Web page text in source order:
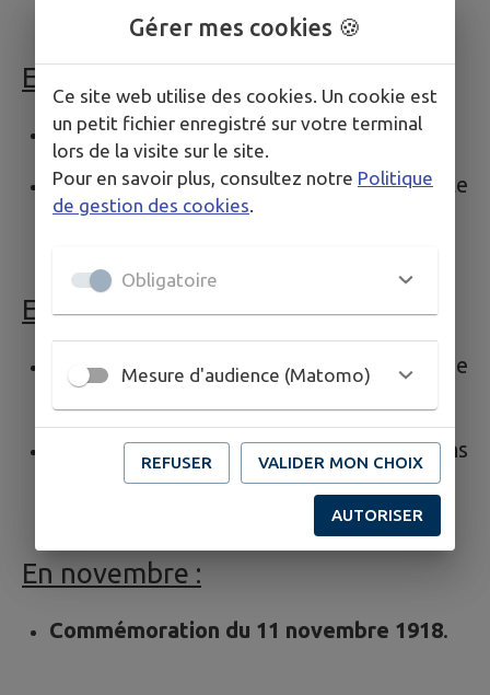
En septembre :
Forum des associations,
25 au 27/09 : Vogue d’Échalasavec le
Cercle des Jeunes.
En octobre :
4/10 : Randonnée pédestre
des amis de
Journée à Échalas, avec les associations
chalaronnes,
En novembre :
Commémoration du 11 novembre 1918.
Gérer mes cookies 🍪
Ce site web utilise des cookies. Un cookie est
un petit fichier enregistré sur votre terminal
lors de la visite sur le site.
Pour en savoir plus, consultez notre Politique
de gestion des cookies
Obligatoire
Mesure d'audience (Matomo)
REFUSER VALIDER MON CHOIX
AUTORISER